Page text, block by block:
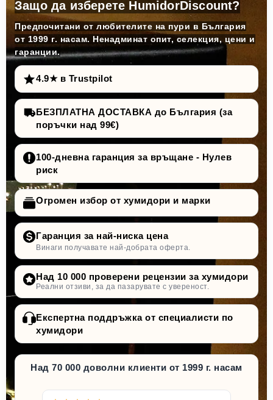
Защо да изберете HumidorDiscount?
Предпочитани от любителите на пури в България
от 1999 г. насам. Ненадминат опит, селекция, цени и
гаранции.
4.9★ в Trustpilot
БЕЗПЛАТНА ДОСТАВКА до България (за
поръчки над 99€)
100-дневна гаранция за връщане - Нулев
риск
Огромен избор от хумидори и марки
Гаранция за най-ниска цена
Винаги получавате най-добрата оферта.
Над 10 000 проверени рецензии за хумидори
Реални отзиви, за да пазарувате с увереност.
Експертна поддръжка от специалисти по
хумидори
Над 70 000 доволни клиенти от 1999 г. насам